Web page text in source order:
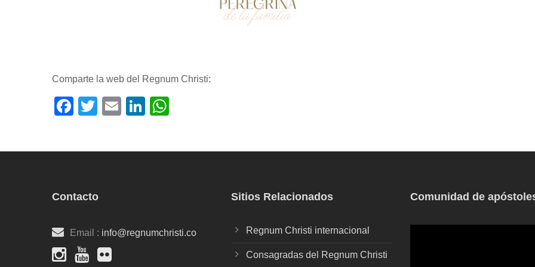
Comparte la web del Regnum Christi:
Facebook
Twitter
EmailLinkedIn
Contacto
Email : info@regnumchristi.co
Sitios Relacionados
Regnum Christi internacional
Consagradas del Regnum Christi
Comunidad de